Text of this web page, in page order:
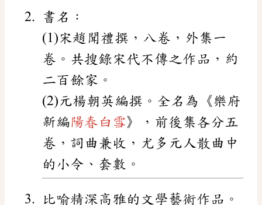
書名：
(1)宋趙聞禮撰，八卷，外集一
卷。共搜錄宋代不傳之作品，約
二百餘家。
(2)元楊朝英編撰。全名為《樂府
新編陽春白雪》，前後集各分五
卷，詞曲兼收，尤多元人散曲中
的小令、套數。
比喻精深高雅的文學藝術作品。